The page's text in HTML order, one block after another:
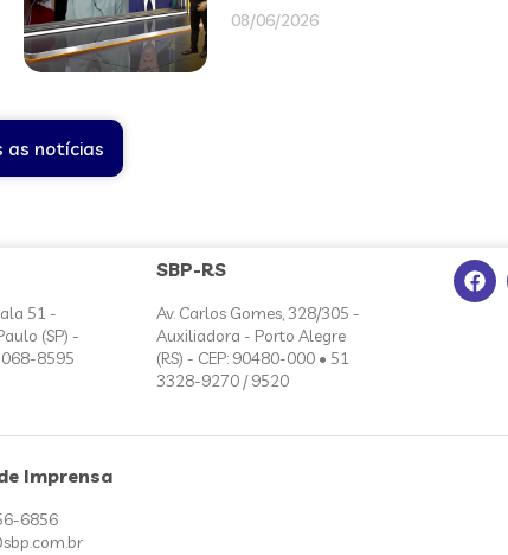
08/06/2026
as notícias
51 -
(SP) -
8595
SBP-RS
Av. Carlos Gomes, 328/305 -
Auxiliadora - Porto Alegre
(RS) - CEP: 90480-000 • 51
3328-9270 / 9520
Imprensa
6856